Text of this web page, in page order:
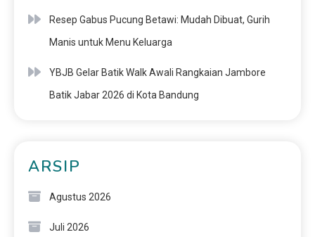
Resep Gabus Pucung Betawi: Mudah Dibuat, Gurih
Manis untuk Menu Keluarga
YBJB Gelar Batik Walk Awali Rangkaian Jambore
Batik Jabar 2026 di Kota Bandung
ARSIP
Agustus 2026
Juli 2026